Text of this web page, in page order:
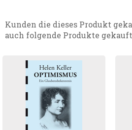
Kunden die dieses Produkt
auch folgende Produkte gekauft